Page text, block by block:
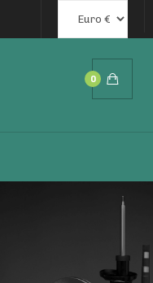
0